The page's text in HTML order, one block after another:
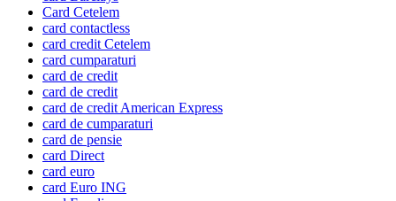
Card Cetelem
card contactless
card credit Cetelem
card cumparaturi
card de credit
card de credit
card de credit American Express
card de cumparaturi
card de pensie
card Direct
card euro
card Euro ING